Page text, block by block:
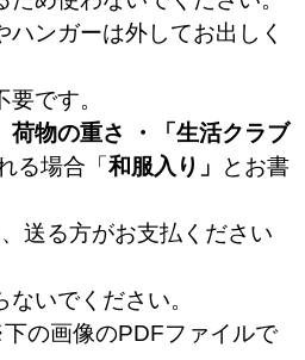
ハンガーは外してお出しく
です。
荷物の重さ ・「生活クラブ
る場合「 和服入り」
とお書
送る方がお支払ください
ないでください。
画像のPDFファイルで